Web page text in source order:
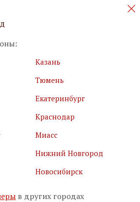
акции и новинки
использования сайта
обработки персональных
Подписаться
Казань
Тюмень
Екатеринбург
Краснодар
Миасс
Нижний Новгород
Новосибирск
в других городах